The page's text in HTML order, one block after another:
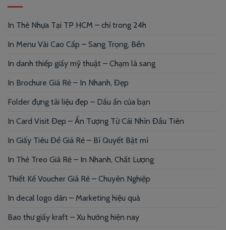
In Thẻ Nhựa Tại TP HCM – chỉ trong 24h
In Menu Vải Cao Cấp – Sang Trọng, Bền
In danh thiếp giấy mỹ thuật – Chạm là sang
In Brochure Giá Rẻ – In Nhanh, Đẹp
Folder đựng tài liệu đẹp – Dấu ấn của bạn
In Card Visit Đẹp – Ấn Tượng Từ Cái Nhìn Đầu Tiên
In Giấy Tiêu Đề Giá Rẻ – Bí Quyết Bật mí
In Thẻ Treo Giá Rẻ – In Nhanh, Chất Lượng
Thiết Kế Voucher Giá Rẻ – Chuyên Nghiệp
In decal logo dán – Marketing hiệu quả
Bao thư giấy kraft – Xu hướng hiện nay